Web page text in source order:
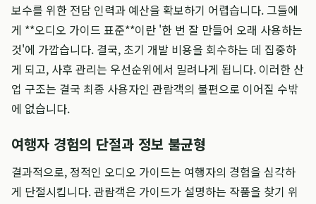
보수를 위한 전담 인력과 예산을 확보하기 어렵습니다. 그들에
게 **오디오 가이드 표준**이란 '한 번 잘 만들어 오래 사용하는
것'에 가깝습니다. 결국, 초기 개발 비용을 회수하는 데 집중하
게 되고, 사후 관리는 우선순위에서 밀려나게 됩니다. 이러한 산
업 구조는 결국 최종 사용자인 관람객의 불편으로 이어질 수밖
에 없습니다.
여행자 경험의 단절과 정보 불균형
결과적으로, 정적인 오디오 가이드는 여행자의 경험을 심각하
게 단절시킵니다. 관람객은 가이드가 설명하는 작품을 찾기 위